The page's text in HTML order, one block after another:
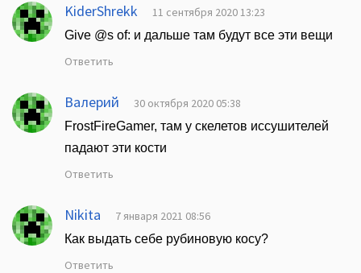
KiderShrekk 11 сентября 2020 13:23
Give @s of: и дальше там будут все эти вещи
Ответить
Валерий 30 октября 2020 05:38
FrostFireGamer, там у скелетов иссушителей
падают эти кости
Ответить
Nikita 7 января 2021 08:56
Как выдать себе рубиновую косу?
Ответить